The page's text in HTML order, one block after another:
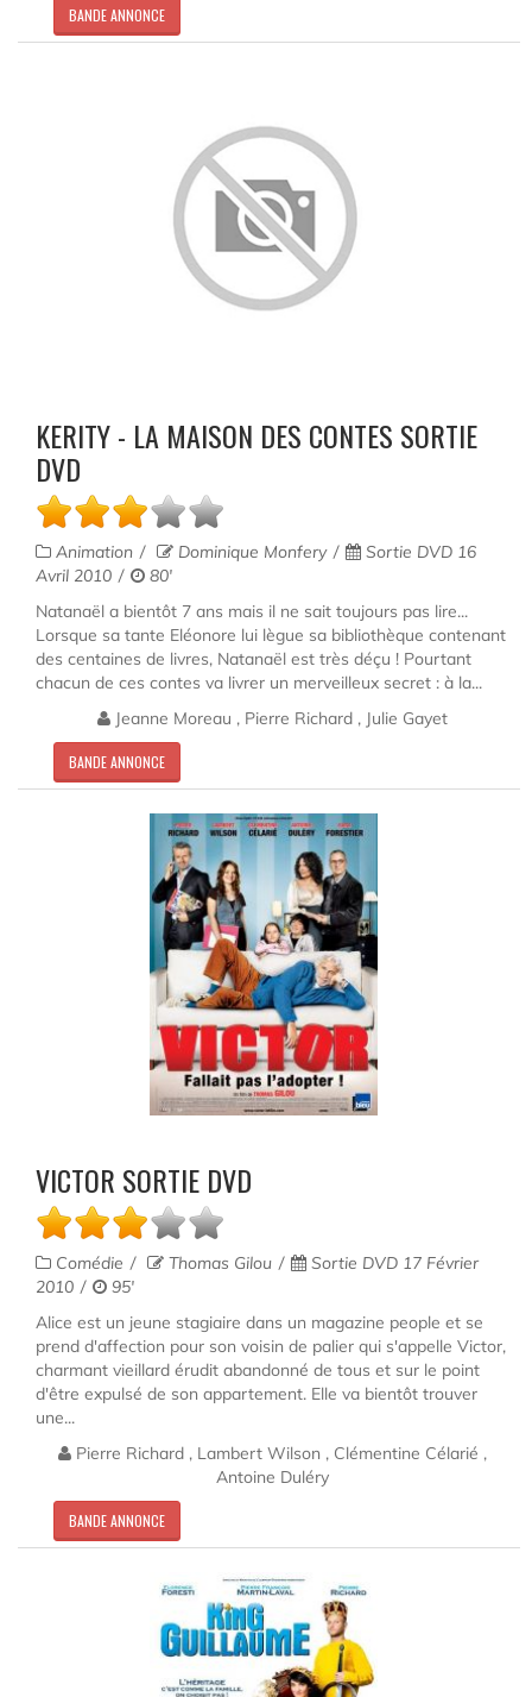
BANDE ANNONCE
KERITY - LA MAISON DES CONTES SORTIE
DVD
Animation Dominique Monfery
Sortie DVD 16
Avril 2010
80'
Natanaël a bientôt 7 ans mais il ne sait toujours pas lire...
Lorsque sa tante Eléonore lui lègue sa bibliothèque contenant
des centaines de livres, Natanaël est très déçu ! Pourtant
chacun de ces contes va livrer un merveilleux secret : à la...
Jeanne Moreau , Pierre Richard , Julie Gayet
BANDE ANNONCE
VICTOR SORTIE DVD
Comédie Thomas Gilou
Sortie DVD 17 Février
2010
95'
Alice est un jeune stagiaire dans un magazine people et se
prend d'affection pour son voisin de palier qui s'appelle Victor,
charmant vieillard érudit abandonné de tous et sur le point
d'être expulsé de son appartement. Elle va bientôt trouver
une...
Pierre Richard , Lambert Wilson , Clémentine Célarié ,
Antoine Duléry
BANDE ANNONCE